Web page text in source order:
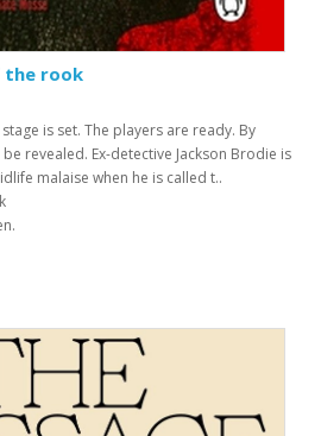
the rook
is set. The players are ready. By
revealed. Ex-detective Jackson Brodie is
malaise when he is called t..